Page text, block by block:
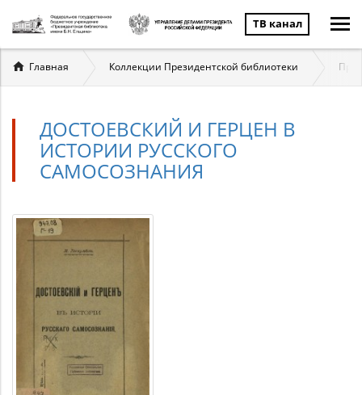
ТВ канал
Вы
здесь
Главная Коллекции Президентской библиотеки
ДОСТОЕВСКИЙ И ГЕРЦЕН В
ИСТОРИИ РУССКОГО
САМОСОЗНАНИЯ